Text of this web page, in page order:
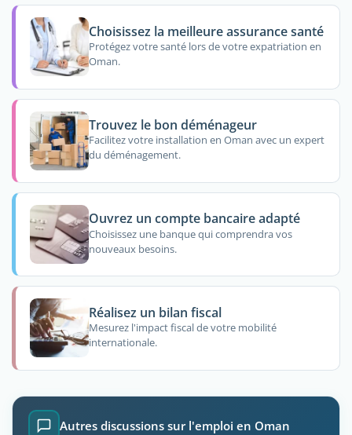
Choisissez la meilleure assurance santé
Protégez votre santé lors de votre expatriation en
Oman.
Trouvez le bon déménageur
Facilitez votre installation en Oman avec un expert
du déménagement.
Ouvrez un compte bancaire adapté
Choisissez une banque qui comprendra vos
nouveaux besoins.
Réalisez un bilan fiscal
Mesurez l'impact fiscal de votre mobilité
internationale.
Autres discussions sur l'emploi en Oman